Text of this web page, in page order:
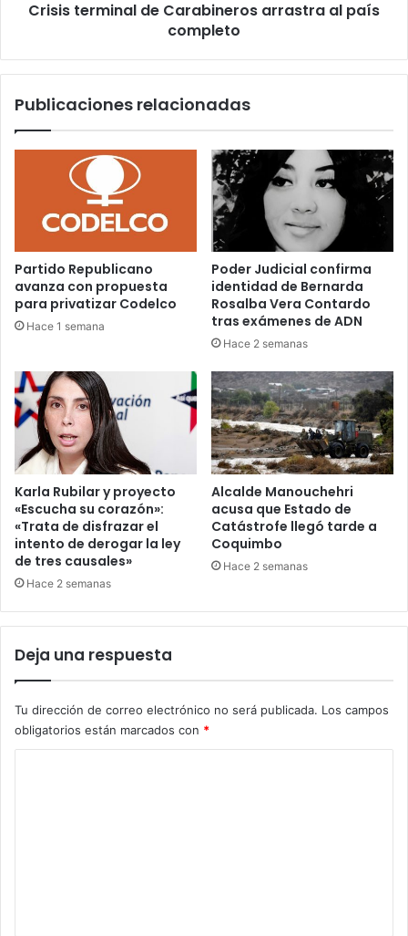
Crisis terminal de Carabineros arrastra al país
completo
Publicaciones relacionadas
Partido Republicano
avanza con propuesta
para privatizar Codelco
Hace 1 semana
Poder Judicial confirma
identidad de Bernarda
Rosalba Vera Contardo
tras exámenes de ADN
Hace 2 semanas
Karla Rubilar y proyecto
«Escucha su corazón»:
«Trata de disfrazar el
intento de derogar la ley
de tres causales»
Hace 2 semanas
Alcalde Manouchehri
acusa que Estado de
Catástrofe llegó tarde a
Coquimbo
Hace 2 semanas
Deja una respuesta
Tu dirección de correo electrónico no será publicada. Los campos
obligatorios están marcados con *